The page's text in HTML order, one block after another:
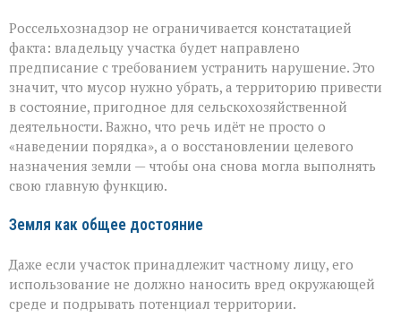
Россельхознадзор не ограничивается констатацией
факта: владельцу участка будет направлено
предписание с требованием устранить нарушение. Это
значит, что мусор нужно убрать, а территорию привести
в состояние, пригодное для сельскохозяйственной
деятельности. Важно, что речь идёт не просто о
«наведении порядка», а о восстановлении целевого
назначения земли — чтобы она снова могла выполнять
свою главную функцию.
Земля как общее достояние
Даже если участок принадлежит частному лицу, его
использование не должно наносить вред окружающей
среде и подрывать потенциал территории.